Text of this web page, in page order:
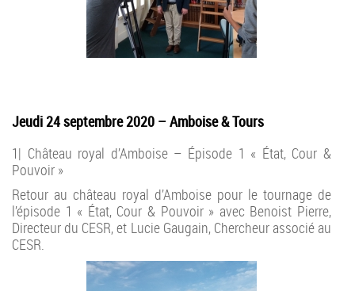
Jeudi 24 septembre 2020 – Amboise & Tours
1| Château royal d’Amboise – Épisode 1 « État, Cour &
Pouvoir »
Retour au château royal d’Amboise pour le tournage de
l’épisode 1 « État, Cour & Pouvoir » avec Benoist Pierre,
Directeur du CESR, et Lucie Gaugain, Chercheur associé au
CESR.